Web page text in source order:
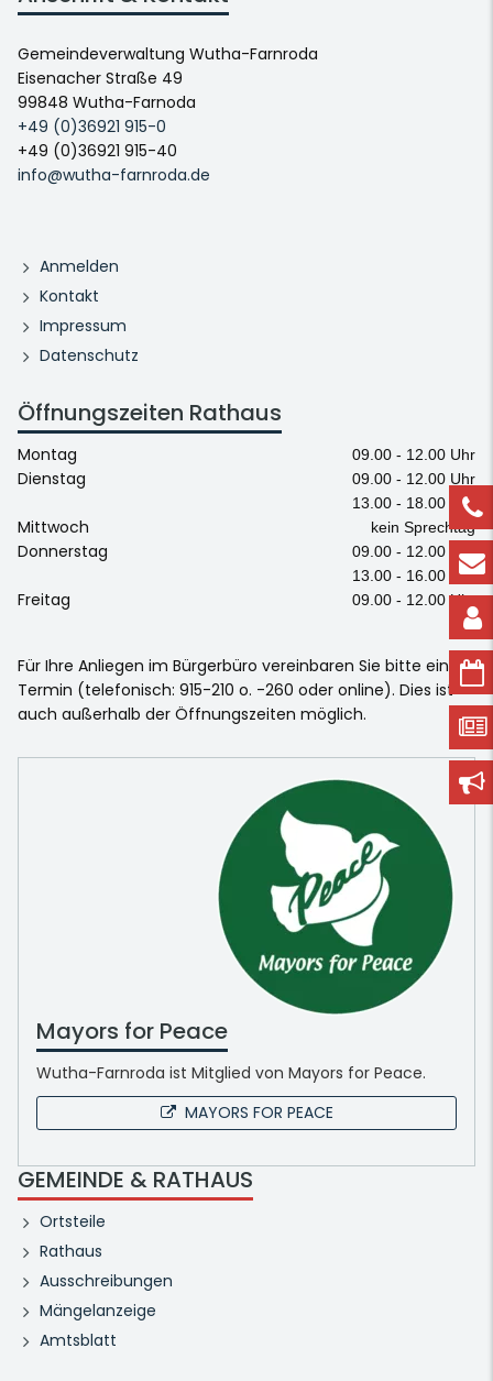
Gemeindeverwaltung Wutha-Farnroda
Eisenacher Straße 49
99848 Wutha-Farnoda
+49 (0)36921 915-0
+49 (0)36921 915-40
info@wutha-farnroda.de
Anmelden
Kontakt
Impressum
Datenschutz
Öffnungszeiten Rathaus
Montag 09.00 - 12.00 Uhr
Dienstag
09.00 - 12.00 Uhr
13.00 - 18.00 Uhr
Mittwoch kein Sprechtag
Donnerstag
09.00 - 12.00 Uhr
13.00 - 16.00 Uhr
Freitag 09.00 - 12.00 Uhr
Für Ihre Anliegen im Bürgerbüro vereinbaren Sie bitte einen
Termin (telefonisch: 915-210 o. -260 oder online). Dies ist
auch außerhalb der Öffnungszeiten möglich.
Mayors for Peace
Wutha-Farnroda ist Mitglied von Mayors for Peace.
MAYORS FOR PEACE
GEMEINDE & RATHAUS
Ortsteile
Rathaus
Ausschreibungen
Mängelanzeige
Amtsblatt